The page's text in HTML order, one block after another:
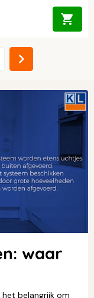
waar
het belangrijk om